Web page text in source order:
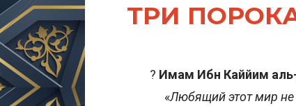
ТРИ
? Имам Ибн Каййим
«Любящий этот мир не